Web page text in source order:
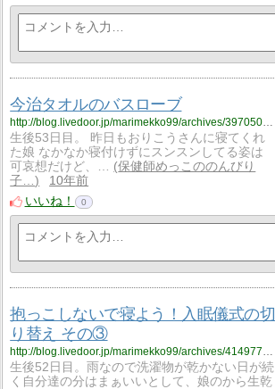
今治タオルのバスローブ
http://blog.livedoor.jp/marimekko99/archives/3970502.html
生後53日目。 昨日もおりこうさんに寝てくれ
た娘 なかなか寝付けずにスンスンしてる姿は
可哀想だけど、…
保健師めっこののんびり
子…
10年前
いいね！
0
抱っこしないで寝よう！入眠儀式の切
り替え その③
http://blog.livedoor.jp/marimekko99/archives/4149774.html
生後52日目。雨なので洗濯物が乾かない日が続
く自分達の分はまぁいいとして、娘のから生乾